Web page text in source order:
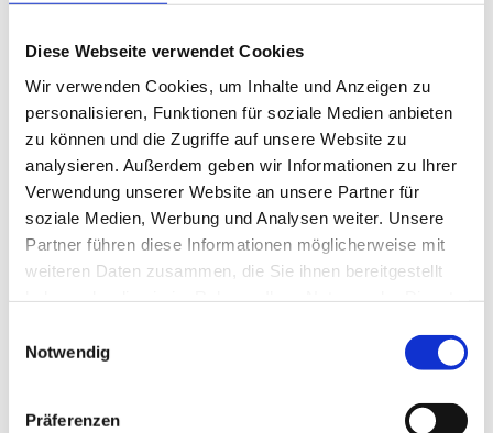
Diese Webseite verwendet Cookies
Wir verwenden Cookies, um Inhalte und Anzeigen zu
personalisieren, Funktionen für soziale Medien anbieten
zu können und die Zugriffe auf unsere Website zu
analysieren. Außerdem geben wir Informationen zu Ihrer
Verwendung unserer Website an unsere Partner für
soziale Medien, Werbung und Analysen weiter. Unsere
Partner führen diese Informationen möglicherweise mit
weiteren Daten zusammen, die Sie ihnen bereitgestellt
Notwendig
Präferenzen
Lassen Sie uns sprechen
Tags
Data Science & Advanced Analytics(28)
Datenstrategie & Data Driven Enterprise(26)
Cloud Architecture & Infrastructure
(24)
Branchenlösungen & Geschäftsprozesse
(6)